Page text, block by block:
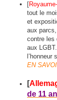
[
tout le
et
aux
contre les
aux
l’honneur
EN
[
de 11